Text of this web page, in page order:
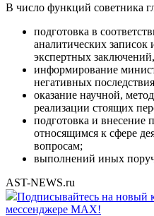
В число функций советника
подготовка в
аналитических
экспертных
информирование
негативных
оказание научной,
реализации стоящих
подготовка и внесение
относящимся к сфере
вопросам;
выполнений иных
AST-NEWS.ru
Подписывайтесь на новый
мессенджере MAX!